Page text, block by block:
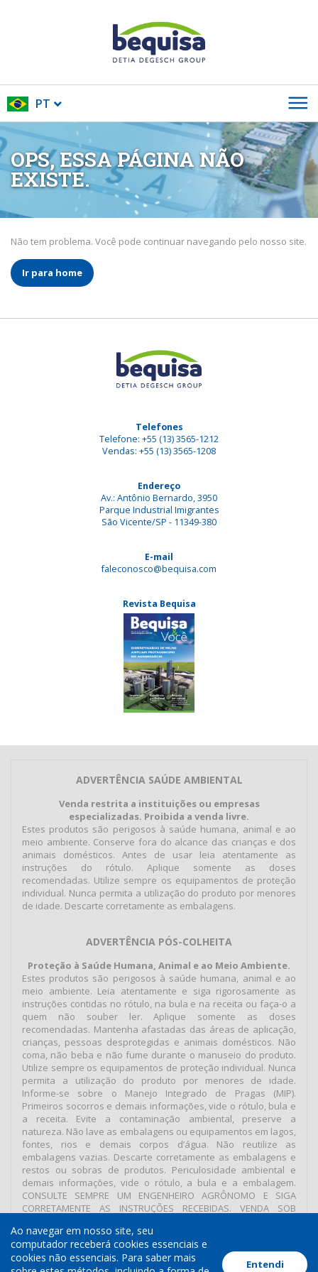
PT
OPS, ESSA PÁGINA NÃO
EXISTE.
Não tem problema. Você pode continuar navegando pelo nosso site.
Ir para home
Telefones
Telefone: +55 (13) 3565-1212
Vendas: +55 (13) 3565-1208
Endereço
Av.: Antônio Bernardo, 3950
Parque Industrial Imigrantes
São Vicente/SP - 11349-380
E-mail
faleconosco@bequisa.com
Revista Bequisa
ADVERTÊNCIA SAÚDE AMBIENTAL
Venda restrita a instituições ou empresas
especializadas. Proibida a venda livre.
Estes produtos são perigosos à saúde humana, animal e ao
meio ambiente. Conserve fora do alcance das crianças e dos
animais domésticos. Antes de usar leia atentamente as
instruções do rótulo. Aplique somente as doses
recomendadas. Utilize sempre os equipamentos de proteção
individual. Nunca permita a utilização do produto por menores
de idade. Descarte corretamente as embalagens.
ADVERTÊNCIA PÓS-COLHEITA
Proteção à Saúde Humana, Animal e ao Meio Ambiente.
Estes produtos são perigosos à saúde humana, animal e ao
meio ambiente. Leia atentamente e siga rigorosamente as
instruções contidas no rótulo, na bula e na receita ou faça-o a
quem não souber ler. Aplique somente as doses
recomendadas. Mantenha afastadas das áreas de aplicação,
crianças, pessoas desprotegidas e animais domésticos. Não
coma, não beba e não fume durante o manuseio do produto.
Utilize sempre os equipamentos de proteção individual. Nunca
permita a utilização do produto por menores de idade.
Informe-se sobre o Manejo Integrado de Pragas (MIP).
Primeiros socorros e demais informações, vide o rótulo, bula e
a receita. Evite a contaminação ambiental, preserve a
natureza. Não lave as embalagens ou equipamentos em lagos,
fontes, rios e demais corpos d’água. Não reutilize as
embalagens vazias. Descarte corretamente as embalagens e
restos ou sobras de produtos. Periculosidade ambiental e
demais informações, vide o rótulo, a bula e a embalagem.
CONSULTE SEMPRE UM ENGENHEIRO AGRÔNOMO E SIGA
CORRETAMENTE AS INSTRUÇÕES RECEBIDAS. VENDA SOB
Termos de Uso Política de Cookies Política de Privacidade
Ao navegar em nosso site, seu
computador receberá cookies essenciais e
cookies não essenciais. Para saber mais
Entendi